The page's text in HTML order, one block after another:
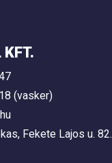
(vasker)
Fekete Lajos u. 82.